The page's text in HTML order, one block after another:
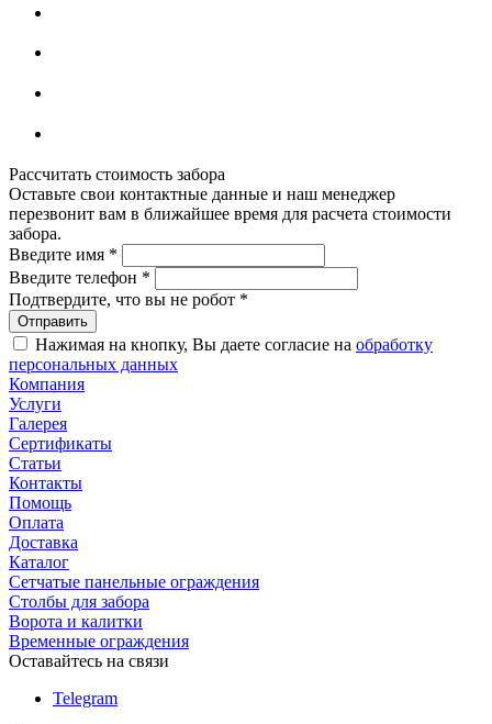
Рассчитать стоимость забора
Оставьте свои контактные данные и наш менеджер
перезвонит вам в ближайшее время для расчета стоимости
забора.
Введите имя *
Введите телефон *
Подтвердите, что вы не робот *
Нажимая на кнопку, Вы даете согласие на обработку
персональных данных
Компания
Услуги
Галерея
Сертификаты
Статьи
Контакты
Помощь
Оплата
Доставка
Каталог
Сетчатые панельные ограждения
Столбы для забора
Ворота и калитки
Временные ограждения
Оставайтесь на связи
Telegram